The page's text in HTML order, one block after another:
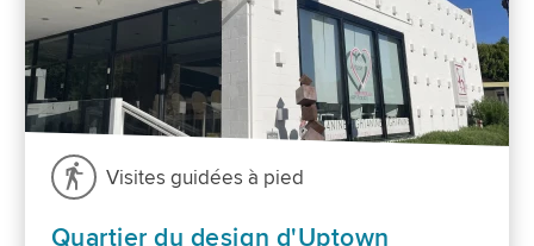
Visites guidées à pied
Quartier du design d'Uptown